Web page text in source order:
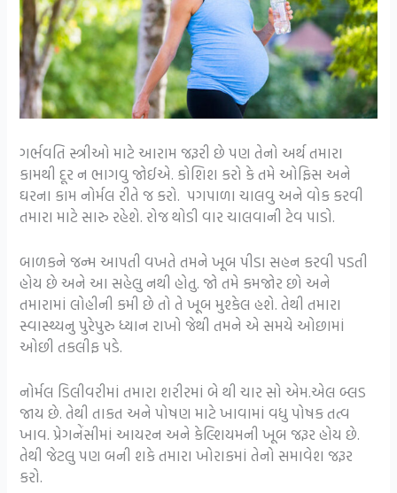
ગર્ભવતિ સ્ત્રીઓ માટે આરામ જરૂરી છે પણ તેનો અર્થ તમારા
કામથી દૂર ન ભાગવુ જોઈએ. કોશિશ કરો કે તમે ઓફિસ અને
ઘરના કામ નોર્મલ રીતે જ કરો. પગપાળા ચાલવુ અને વોક કરવી
તમારા માટે સારુ રહેશે. રોજ થોડી વાર ચાલવાની ટેવ પાડો.
બાળકને જન્મ આપતી વખતે તમને ખૂબ પીડા સહન કરવી પડતી
હોય છે અને આ સહેલુ નથી હોતુ. જો તમે કમજોર છો અને
તમારામાં લોહીની કમી છે તો તે ખૂબ મુશ્કેલ હશે. તેથી તમારા
સ્વાસ્થ્યનુ પુરેપુરુ ધ્યાન રાખો જેથી તમને એ સમયે ઓછામાં
ઓછી તકલીફ પડે.
નોર્મલ ડિલીવરીમાં તમારા શરીરમાં બે થી ચાર સો એમ.એલ બ્લડ
જાય છે. તેથી તાકત અને પોષણ માટે ખાવામાં વધુ પોષક તત્વ
ખાવ. પ્રેગનેંસીમાં આયરન અને કેલ્શિયમની ખૂબ જરૂર હોય છે.
તેથી જેટલુ પણ બની શકે તમારા ખોરાકમાં તેનો સમાવેશ જરૂર
કરો.